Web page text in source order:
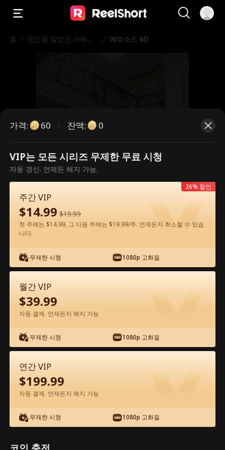
홈 / 꽝인줄 알았던 아빠가
/ 에피소드 60
유료 에피소드입니다. 시청하시려면
잠금을 해제해 주세요.
60지금 잠금 해제
앱에서 무료로 보기
에피소드 60 - 꽝인줄 알았던 아빠가 알고
보니 세계 최강 거물?! 전체 영화
0-49 50-72
60 63
가격: 60 잔액: 0
VIP는 모든 시리즈 무제한 무료 시청
자동 갱신. 언제든 해지 가능.
주간 VIP
$14.99 $19.99
첫 주에는 $14.99, 그 다음 주에는 $19.99/주. 언제든지 취소할 수 있습
니다.
무제한 시청 1080p 고화질
26% 할인
월간 VIP
$39.99
자동 결제. 언제든지 해지 가능
무제한 시청 1080p 고화질
연간 VIP
$199.99
자동 결제. 언제든지 해지 가능
무제한 시청 1080p 고화질